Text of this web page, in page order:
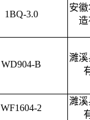
1BQ-3.0
安徽
造
WD904-B
濉
WF1604-2
濉